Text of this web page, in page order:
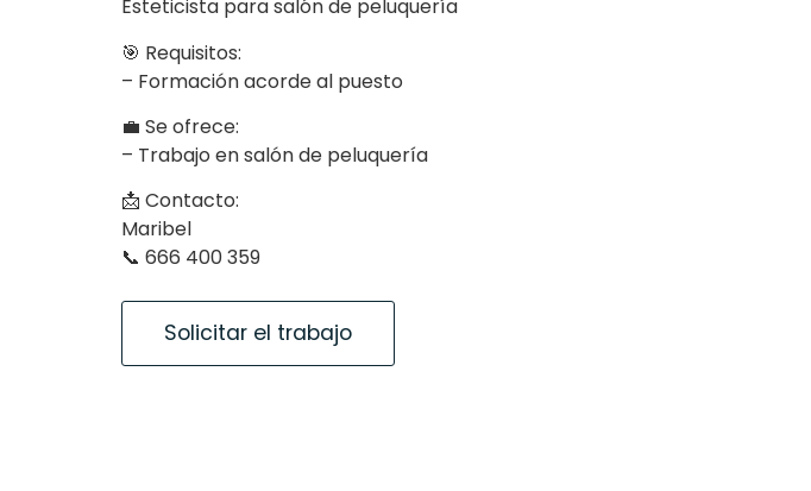
Esteticista para salón de peluquería
🎯 Requisitos:
– Formación acorde al puesto
💼 Se ofrece:
– Trabajo en salón de peluquería
📩 Contacto:
Maribel
📞 666 400 359